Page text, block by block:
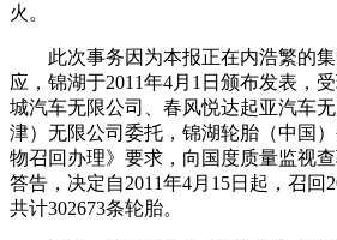
火。
此次事务因为本报正在内浩繁的集
应，锦湖于2011年4月1日颁布发表，
城汽车无限公司、春风悦达起亚汽车
津）无限公司委托，锦湖轮胎（中国
物召回办理》要求，向国度质量监视
答告，决定自2011年4月15日起，召回
共计302673条轮胎。